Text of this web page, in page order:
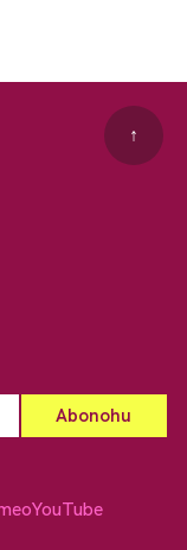
↑
YouTube